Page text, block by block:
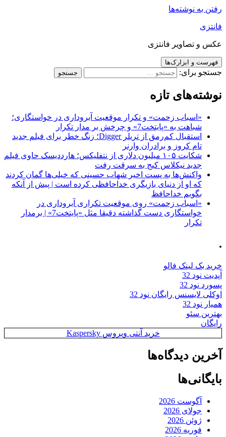
رفتن به نوشته‌ها
فانتزی
عکس و تصاویر فانتزی
فهرست و ابزارک‌ها
جستجو برای:
نوشته‌های تازه
«اسباب زحمت» و تکرار موقعیت آبروداری در خواستگاری؛
شباهت به «پایتخت7» و چرخش بر مدار تکرار
استقبال کم‌رمق از تریلر Digger؛ زنگ خطر برای فیلم جدید
تام کروز و برادران وارنر
شکایت ۱۰۵ میلیون دلاری از نتفلیکس؛ هارددیسک حاوی فیلم
جدید نیکلاس کیج به سرقت رفت
واکنش‌ها به پست اخیر شهاب حسینی که خیلی‌ها گمان کردند
که او از دنیای بازیگری خداحافظی کرده است | پیش از آنکه
بگویم خداحافظ
«اسباب زحمت» روی موقعیت تکراری آبروداری در
خواستگاری دست گذاشته دقیقا مثل «پایتخت7» | برمدار
تکرار
.
خرید بک لینک فالو
آپدیت نود 32
پسورد نود 32
اوکلی لایسنس رایگان نود 32
همیار نود 32
بهترین سئو
رایگان
خرید آنتی ویروس Kaspersky
آخرین دیدگاه‌ها
بایگانی‌ها
آگوست 2026
جولای 2026
ژوئن 2026
فوریه 2026